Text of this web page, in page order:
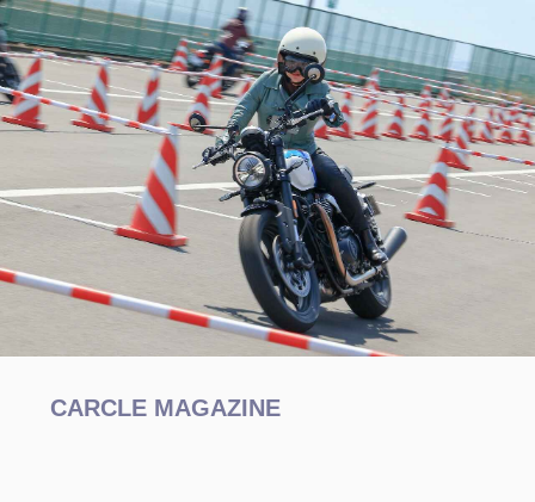
CARCLE MAGAZINE